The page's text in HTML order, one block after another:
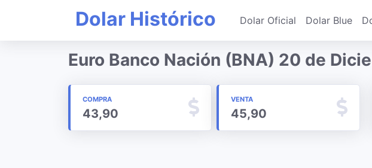
Dolar Histórico Dolar Oficial Dolar Blue
Euro Banco Nación (BNA) 20 de
COMPRA
43,90
VENTA
45,90